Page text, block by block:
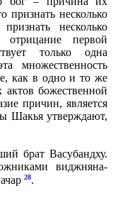
признать несколько
несколько
первой
только одна
множественность
как в одно и то же
актов божественной
причин, является
Шакья утверждают,
брат Васубандху.
виджняна-
28.